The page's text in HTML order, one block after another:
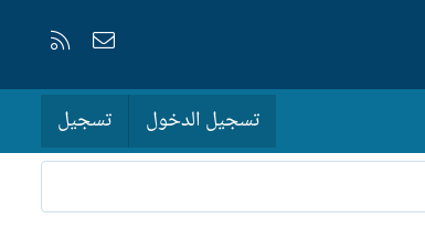
إتصل بنا
تسجيل الدخول تسجيل